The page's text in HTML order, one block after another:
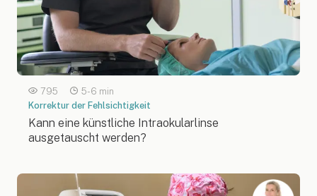
795
5-6 min
Korrektur der Fehlsichtigkeit
Kann eine künstliche Intraokularlinse
ausgetauscht werden?